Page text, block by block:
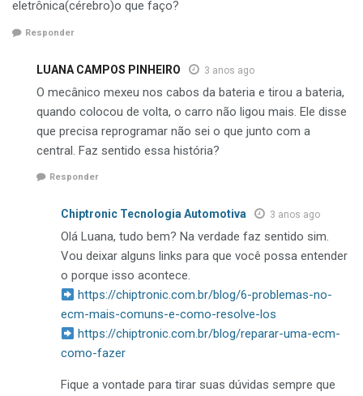
eletrônica(cérebro)o que faço?
Responder
LUANA CAMPOS PINHEIRO 3 anos ago
O mecânico mexeu nos cabos da bateria e tirou a bateria,
quando colocou de volta, o carro não ligou mais. Ele disse
que precisa reprogramar não sei o que junto com a
central. Faz sentido essa história?
Responder
Chiptronic Tecnologia Automotiva 3 anos ago
Olá Luana, tudo bem? Na verdade faz sentido sim.
Vou deixar alguns links para que você possa entender
o porque isso acontece.
https://chiptronic.com.br/blog/6-problemas-no-
ecm-mais-comuns-e-como-resolve-los
https://chiptronic.com.br/blog/reparar-uma-ecm-
como-fazer
Fique a vontade para tirar suas dúvidas sempre que